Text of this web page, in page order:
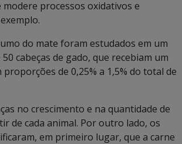
processos oxidativos e
do mate foram estudados em um
cabeças de gado, que recebiam um
de 0,25% a 1,5% do total de
no crescimento e na quantidade de
de cada animal. Por outro lado, os
em primeiro lugar, que a carne